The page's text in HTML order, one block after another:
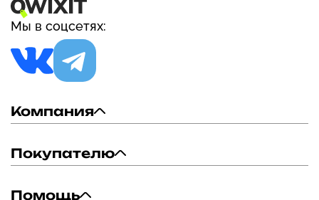
Мы в соцсетях:
Компания
Покупателю
Помощь